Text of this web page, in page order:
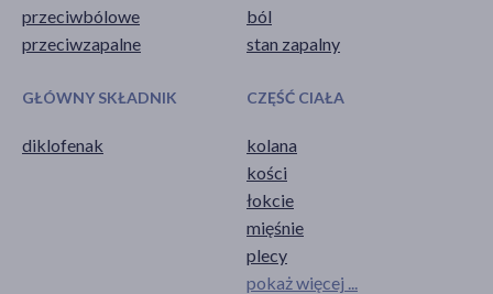
przeciwbólowe
przeciwzapalne
ból
stan zapalny
GŁÓWNY SKŁADNIK
diklofenak
CZĘŚĆ CIAŁA
kolana
kości
łokcie
mięśnie
plecy
pokaż więcej ...